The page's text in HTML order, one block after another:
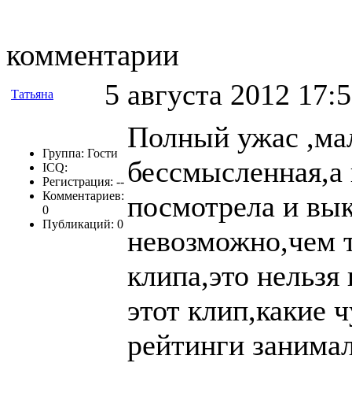
комментарии
Татьяна 5 августа 2012
Группа: Гости
ICQ:
Регистрация: --
Комментариев:
0
Публикаций: 0
Полный ужас
посмотрела и
невозможно,чем
клипа,это
этот клип,какие
рейтинги